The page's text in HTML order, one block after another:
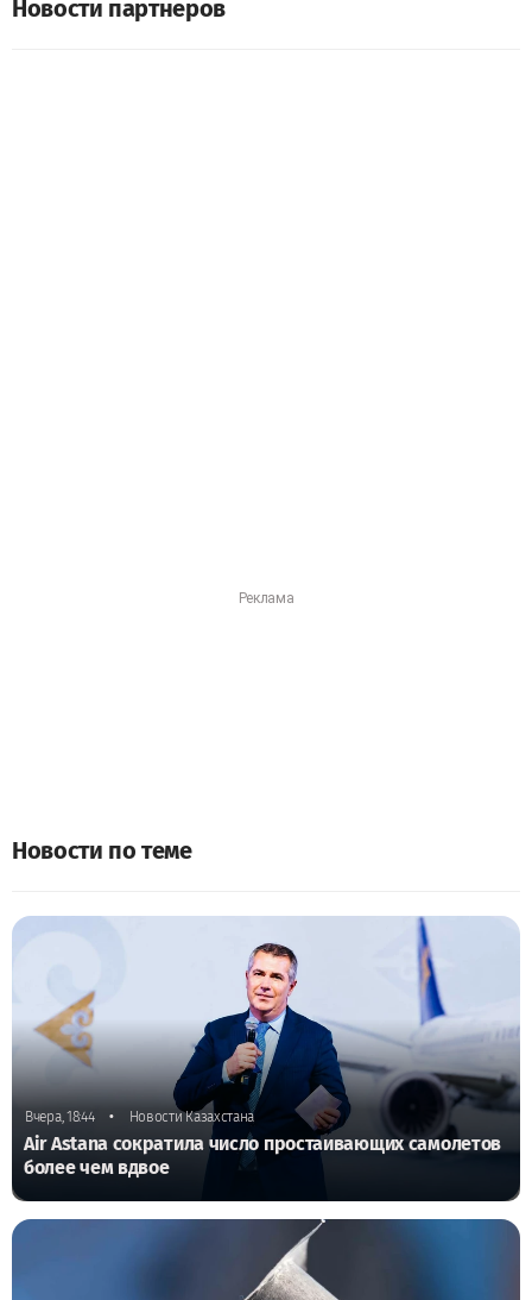
Новости партнеров
Новости по теме
Вчера, 18:44 • Новости Казахстана
Air Astana сократила число простаивающих самолетов
более чем вдвое